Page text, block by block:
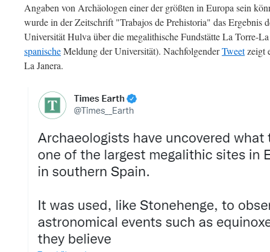
Angaben von Archäologen einer der größten in Europa sein
wurde in der Zeitschrift "Trabajos de Prehistoria" das Ergebnis
Universität Hulva über die megalithische Fundstätte La Torre-
spanischeMeldung der Universität). NachfolgenderTweetzeigt
La Janera.